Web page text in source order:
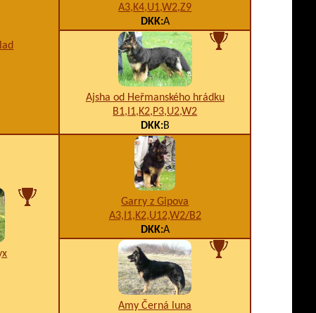
A3,K4,U1,W2,Z9
DKK:A
Ajsha od Heřmanského hrádku
B1,I1,K2,P3,U2,W2
DKK:B
Garry z Gipova
A3,I1,K2,U12,W2/B2
DKK:A
Amy Černá luna